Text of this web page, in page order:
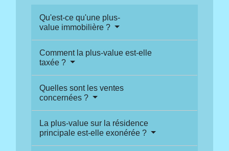
Qu'est-ce qu'une plus-
value immobilière ?
Comment la plus-value est-elle
taxée ?
Quelles sont les ventes
concernées ?
La plus-value sur la résidence
principale est-elle exonérée ?